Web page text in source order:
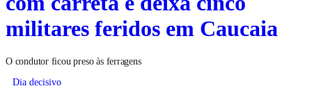
militares feridos em Caucaia
O condutor ficou preso às ferragens
Dia decisivo